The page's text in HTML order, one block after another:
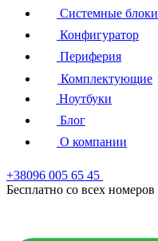
Системные блоки
Конфигуратор
Периферия
Комплектующие
Ноутбуки
Блог
О компании
+38096 005 65 45
Бесплатно со всех номеров